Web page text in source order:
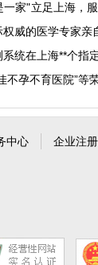
一家"立足上海，
威的医学专家亲
统在上海**个指
不孕不育医院”等
中心 企业注册